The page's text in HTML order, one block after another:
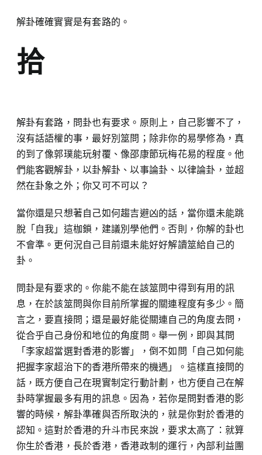
解卦確確實實是有套路的。
拾
解卦有套路，問卦也有要求。原則上，自己影響不了，
沒有話語權的事，最好別筮問；除非你的易學修為，真
的到了像郭璞能玩射覆、像邵康節玩梅花易的程度。他
們能客觀解卦，以卦解卦、以事論卦、以律論卦，並超
然在卦象之外；你又可不可以？
當你還是只想著自己如何趨吉避凶的話，當你還未能跳
脫「自我」這枷鎖，建議別學他們。否則，你解的卦也
不會準。更何況自己目前還未能好好解讀筮給自己的
卦。
問卦是有要求的。你能不能在該筮問中得到有用的訊
息，在於該筮問與你目前所掌握的關連程度有多少。簡
言之，要直接問；還是最好能從關連自己的角度去問，
從合乎自己身份和地位的角度問。舉一例，即與其問
「李家超當選對香港的影響」，倒不如問「自己如何能
把握李家超治下的香港所帶來的機遇」。這樣直接問的
話，既方便自己在現實制定行動計劃，也方便自己在解
卦時掌握最多有用的訊息。因為，若你是問對香港的影
響的時候，解卦準確與否所取決的，就是你對於香港的
認知。這對於香港的升斗市民來說，要求太高了：就算
你生於香港，長於香港，香港政制的運行，內部利益團